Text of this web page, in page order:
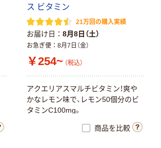
ス ビタミン
21万回の購入実績
お届け日 8月8日（土）
お急ぎ便 8月7日（金）
￥254~ （税込）
アクエリアスマルチビタミン！爽や
かなレモン味で、レモン50個分のビ
タミンC100mg。
商品を比較